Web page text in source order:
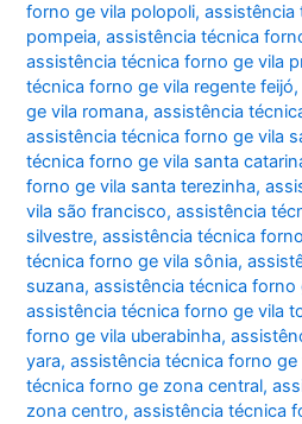
forno ge vila polopoli,assistência
pompeia,assistência técnica
assistência técnica forno ge vila
técnica forno ge vila regente feijó
ge vila romana,assistência
assistência técnica forno ge vila
técnica forno ge vila santa
forno ge vila santa terezinha,
vila são francisco,assistência
silvestre,assistência técnica
técnica forno ge vila sônia,
suzana,assistência técnica forno
assistência técnica forno ge vila
forno ge vila uberabinha,
yara,assistência técnica forno ge
técnica forno ge zona central,
zona centro,assistência técnica